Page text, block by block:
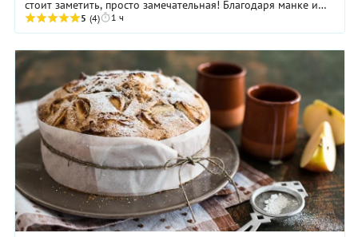
стоит заметить, просто замечательная! Благодаря манке и
сметане тесто шарлотки получается ...
5 (4) 1 ч